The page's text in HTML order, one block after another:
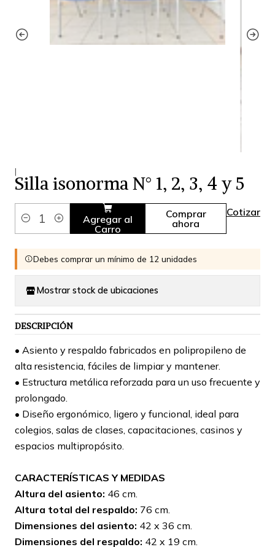
|
Silla isonorma N° 1, 2, 3, 4 y 5
Cantidad
Agregar al
Carro
Comprar
ahora
Cotizar
Debes comprar un mínimo de 12 unidades
Mostrar stock de ubicaciones
DESCRIPCIÓN
• Asiento y respaldo fabricados en polipropileno de
alta resistencia, fáciles de limpiar y mantener.
• Estructura metálica reforzada para un uso frecuente y
prolongado.
• Diseño ergonómico, ligero y funcional, ideal para
colegios, salas de clases, capacitaciones, casinos y
espacios multipropósito.
CARACTERÍSTICAS Y MEDIDAS
Altura del asiento: 46 cm.
Altura total del respaldo: 76 cm.
Dimensiones del asiento: 42 x 36 cm.
Dimensiones del respaldo: 42 x 19 cm.